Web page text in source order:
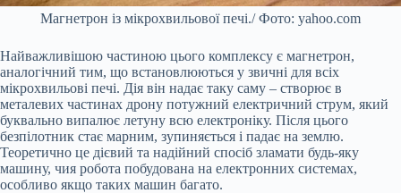
Магнетрон із мікрохвильової печі./ Фото: yahoo.com
Найважливішою частиною цього комплексу є магнетрон,
аналогічний тим, що встановлюються у звичні для всіх
мікрохвильові печі. Дія він надає таку саму – створює в
металевих частинах дрону потужний електричний струм, який
буквально випалює летуну всю електроніку. Після цього
безпілотник стає марним, зупиняється і падає на землю.
Теоретично це дієвий та надійний спосіб зламати будь-яку
машину, чия робота побудована на електронних системах,
особливо якщо таких машин багато.